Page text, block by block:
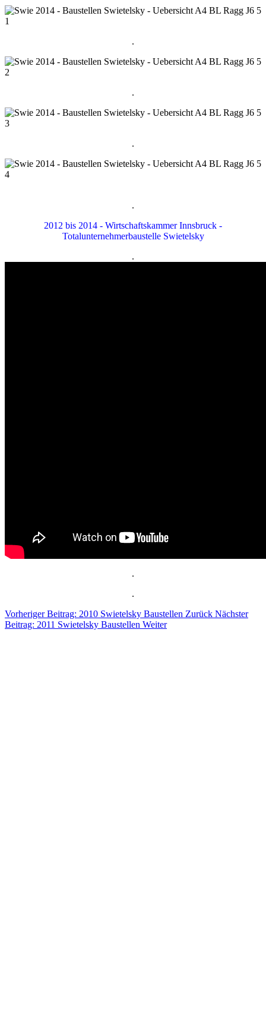
.
.
.
.
2012 bis 2014 - Wirtschaftskammer Innsbruck -
Totalunternehmerbaustelle Swietelsky
.
.
.
Vorheriger Beitrag: 2010 Swietelsky Baustellen Zurück Nächster
Beitrag: 2011 Swietelsky Baustellen Weiter